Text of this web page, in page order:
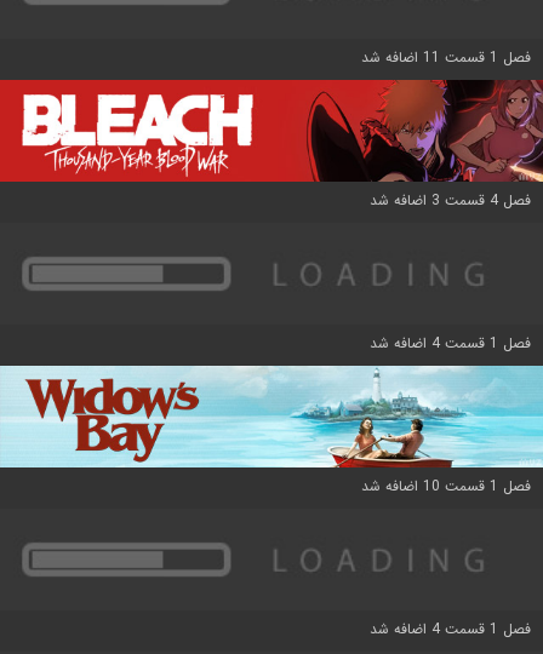
فصل 1 قسمت 11 اضافه شد
فصل 4 قسمت 3 اضافه شد
فصل 1 قسمت 4 اضافه شد
فصل 1 قسمت 10 اضافه شد
فصل 1 قسمت 4 اضافه شد